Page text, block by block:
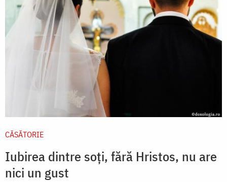
CĂSĂTORIE
Iubirea dintre soți, fără Hristos, nu are
nici un gust